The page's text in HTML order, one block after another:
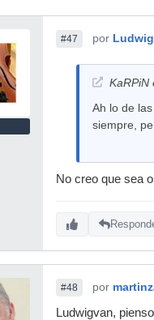
#47 por
KaRPiN
Ah lo de
siempre,
No creo que sea
#48 por
Ludwigvan,